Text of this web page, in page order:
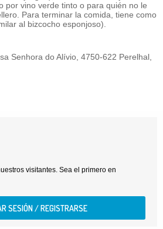
por vino verde tinto o para quién no le
Para terminar la comida, tiene como
al bizcocho esponjoso).
Senhora do Alívio, 4750-622 Perelhal,
visitantes. Sea el primero en